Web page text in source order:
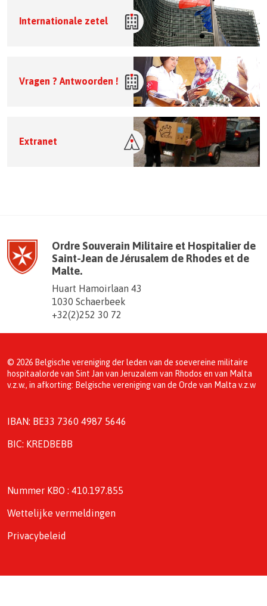
Internationale zetel
Vragen ? Antwoorden !
Extranet
Ordre Souverain Militaire et Hospitalier de
Saint-Jean de Jérusalem de Rhodes et de
Malte.
Huart Hamoirlaan 43
1030 Schaerbeek
+32(2)252 30 72
© 2026 Belgische vereniging der leden van de soevereine militaire
hospitaalorde van Sint Jan van Jeruzalem van Rhodos en van Malta
v.z.w., in afkorting: Belgische vereniging van de Orde van Malta v.z.w
IBAN: BE33 7360 4987 5646
BIC: KREDBEBB
Nummer KBO : 410.197.855
Wettelijke vermeldingen
Privacybeleid